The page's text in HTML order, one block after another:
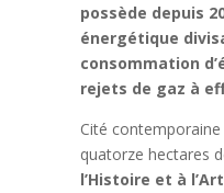
possède depuis
énergétique
consommation
rejets de gaz à
Cité
quatorze hectares
l’Histoire et à l’Art